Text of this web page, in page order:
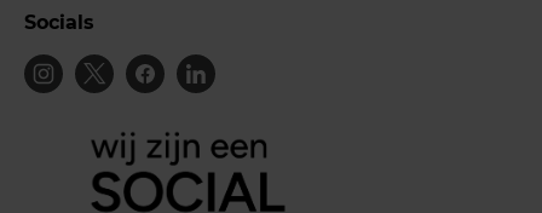
Socials